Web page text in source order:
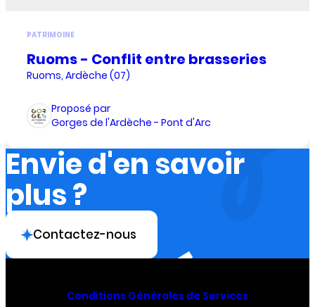
PATRIMOINE
Ruoms - Conflit entre brasseries
Ruoms, Ardèche (07)
Proposé par
Gorges de l'Ardèche - Pont d'Arc
Envie d'en savoir
plus ?
Contactez-nous
Conditions Générales de Services